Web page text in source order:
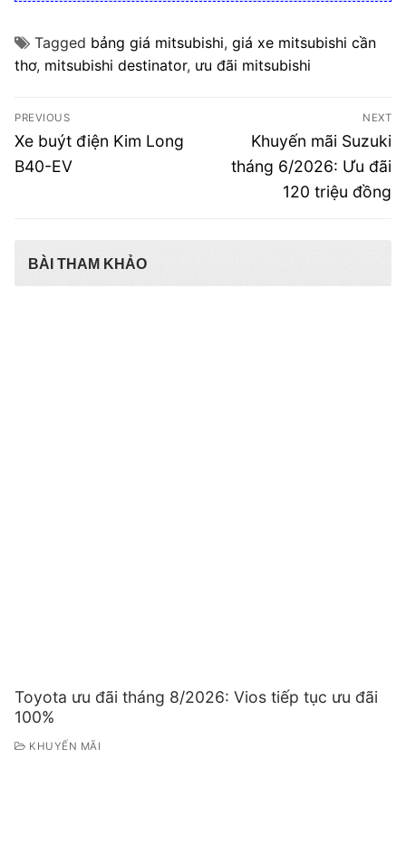
Tagged bảng giá mitsubishi, giá xe mitsubishi cần
thơ, mitsubishi destinator, ưu đãi mitsubishi
Điều
hướng
bài
PREVIOUS
Previous
post:
Xe buýt điện Kim Long
B40-EV
NEXT
Next
post:
Khuyến mãi Suzuki
tháng 6/2026: Ưu đãi
120 triệu đồng
BÀI THAM KHẢO
Toyota ưu đãi tháng 8/2026: Vios tiếp tục ưu đãi
100%
KHUYẾN MÃI